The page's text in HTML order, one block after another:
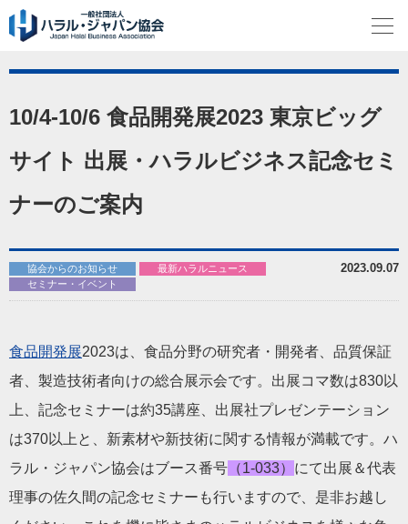
10/4-10/6 食品開発展2023 東京ビッグ
サイト 出展・ハラルビジネス記念セミ
ナーのご案内
2023.09.07
協会からのお知らせ
最新ハラルニュース
セミナー・イベント
食品開発展2023は、食品分野の研究者・開発者、品質保証
者、製造技術者向けの総合展示会です。出展コマ数は830以
上、記念セミナーは約35講座、出展社プレゼンテーション
は370以上と、新素材や新技術に関する情報が満載です。ハ
ラル・ジャパン協会はブース番号 （1-033） にて出展＆代表
理事の佐久間の記念セミナーも行いますので、是非お越し